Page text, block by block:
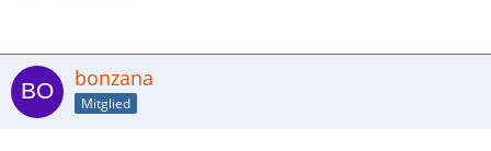
bonzana
Mitglied